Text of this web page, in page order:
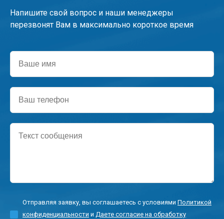
Напишите свой вопрос и наши менеджеры
перезвонят Вам в максимально короткое время
имя
телефон
сообщения
Отправляя заявку, вы соглашаетесь с условиями Политикой
конфиденциальности и Даете согласие на обработку